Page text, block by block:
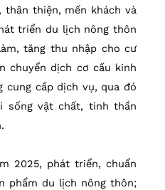
thiện, mến khách và
triển du lịch nông thôn
tăng thu nhập cho cư
chuyển dịch cơ cấu kinh
cung cấp dịch vụ, qua đó
sống vật chất, tinh thần
2025, phát triển, chuẩn
phẩm du lịch nông thôn;